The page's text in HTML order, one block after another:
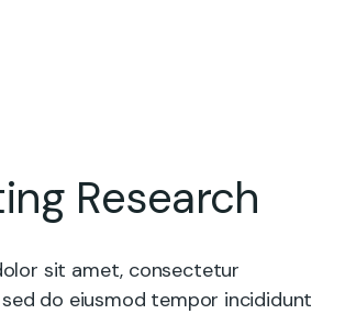
Research
sit amet, consectetur
do eiusmod tempor incididunt